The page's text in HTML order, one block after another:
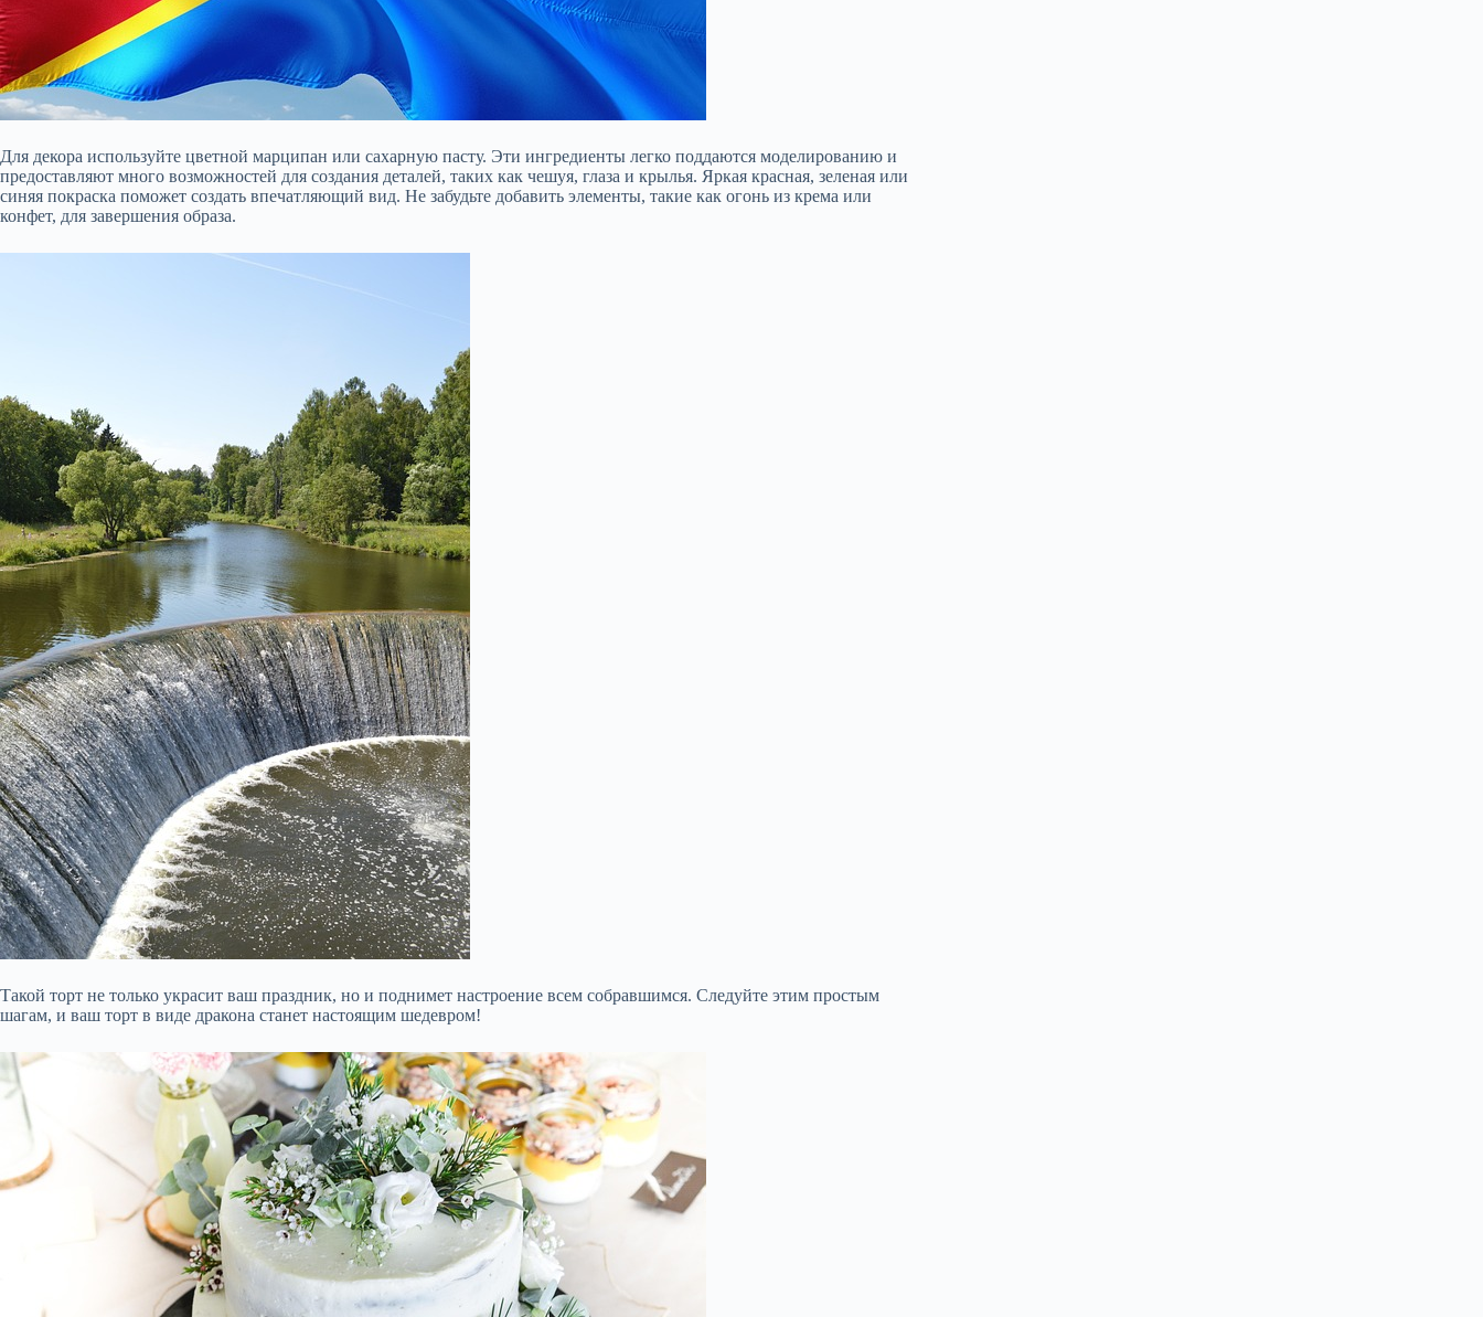
Для декора используйте цветной марципан или сахарную пасту. Эти ингредиенты легко поддаются моделированию и
предоставляют много возможностей для создания деталей, таких как чешуя, глаза и крылья. Яркая красная, зеленая или
синяя покраска поможет создать впечатляющий вид. Не забудьте добавить элементы, такие как огонь из крема или
конфет, для завершения образа.
Такой торт не только украсит ваш праздник, но и поднимет настроение всем собравшимся. Следуйте этим простым
шагам, и ваш торт в виде дракона станет настоящим шедевром!